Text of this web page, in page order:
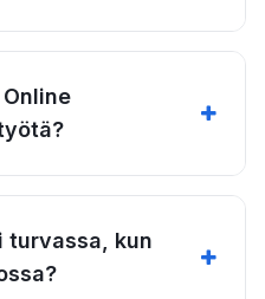
turvassa, kun